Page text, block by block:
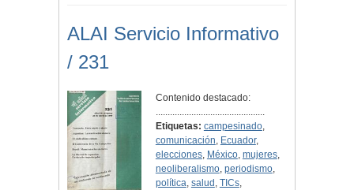
ALAI Servicio Informativo
/ 231
Contenido destacado:
..............................................
Etiquetas: campesinado,
comunicación, Ecuador,
elecciones, México, mujeres,
neoliberalismo, periodismo,
política, salud , TICs,